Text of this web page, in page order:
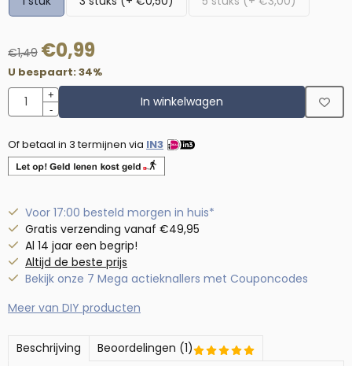
€1,49 €0,99
U bespaart:34%
Aantal
+
-
In winkelwagen
Of betaal in 3 termijnen via IN3
Voor 17:00 besteld morgen in huis*
Gratis verzending vanaf €49,95
Al 14 jaar een begrip!
Altijd de beste prijs
Bekijk onze 7 Mega actieknallers met Couponcodes
Meer van DIY producten
Beschrijving Beoordelingen (1)